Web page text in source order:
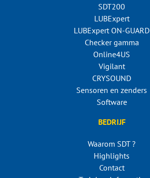
SDT200
LUBExpert
LUBExpert ON-GUARD
Checker gamma
Online4US
Vigilant
CRYSOUND
Sensoren en zenders
Software
BEDRIJF
Waarom SDT ?
Highlights
Contact